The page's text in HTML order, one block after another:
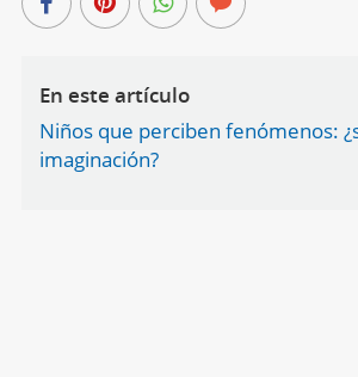
En este artículo
Niños que perciben fenómenos:
imaginación?